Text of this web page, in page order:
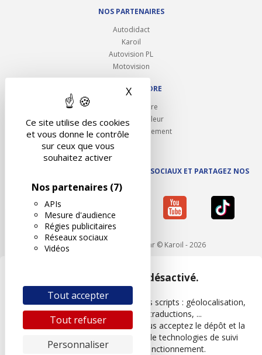
Ce site utilise des cookies
et vous donne le contrôle
sur ceux que vous
souhaitez activer
Nos partenaires (7)
APIs
Mesure d'audience
Régies publicitaires
Réseaux sociaux
Vidéos
Tout accepter
Tout refuser
Personnaliser
X Masquer le bandeau des
NOS PARTENAIRES
Autodidact
Karoil
Autovision PL
Motovision
NOUS REJOINDRE
Ouvrir un centre
Devenez contrôleur
Carrières et recrutement
SUIVEZ AUTOVISION SUR LES RÉSEAUX SOCIAUX ET PARTAGEZ NOS
ACTUS
Mentions légales - Réalisé par © Karoil - 2026
Google Maps est désactivé.
Les APIs permettent de charger des scripts : géolocalisation,
moteurs de recherche, traductions, ...
En autorisant ces services tiers, vous acceptez le dépôt et la
lecture de cookies et l'utilisation de technologies de suivi
nécessaires à leur bon fonctionnement.